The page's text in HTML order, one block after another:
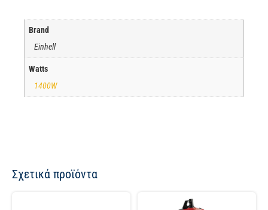
Brand
Einhell
Watts
1400W
Σχετικά προϊόντα